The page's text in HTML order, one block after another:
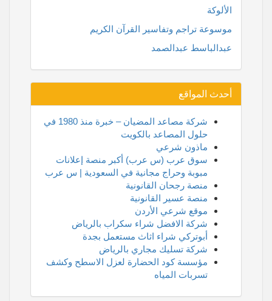
الألوكة
موسوعة تراجم وتفاسير القرآن الكريم
عبدالباسط عبدالصمد
أحدث المواقع
شركة مصاعد المضيان – خبرة منذ 1980 في
حلول المصاعد بالكويت
ماذون شرعي
سوق عرب (س عرب) أكبر منصة إعلانات
مبوبة وحراج مجانية في السعودية | س عرب
منصة رجحان القانونية
منصة عسير القانونية
موقع شرعي الأردن
شركة الافضل شراء سكراب بالرياض
أبوتركي شراء اثاث مستعمل بجدة
شركة تسليك مجاري بالرياض
مؤسسة كود الحضارة لعزل الاسطح وكشف
تسربات المياه